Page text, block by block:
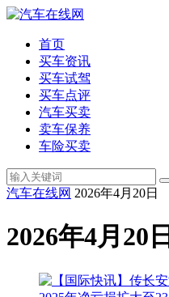
首页
买车资讯
买车试驾
买车点评
汽车买卖
卖车保养
车险买卖
汽车在线网 2026年4月20日
2026年4月20日